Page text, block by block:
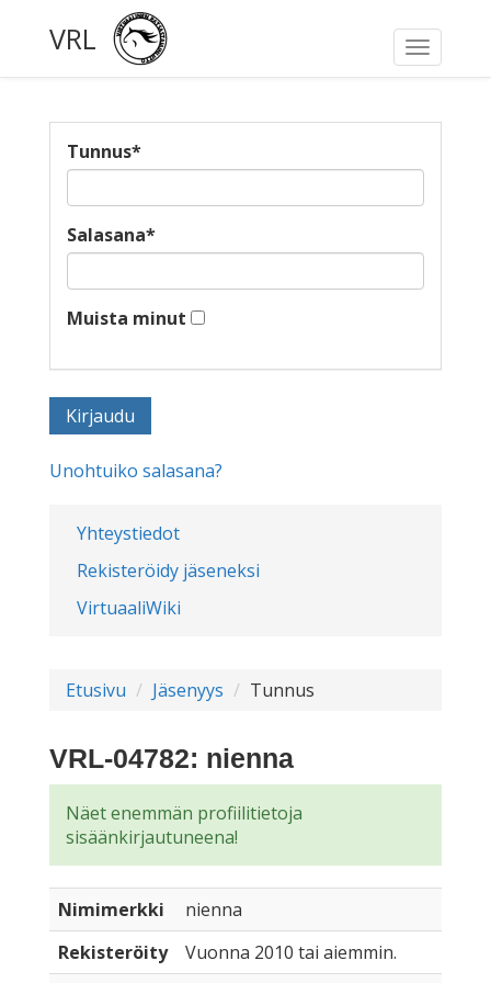
Toggle
VRL
Yhteystiedot
Rekisteröidy jäseneksi
VirtuaaliWiki
Tunnus*
Salasana*
Muista minut
Unohtuiko salasana?
Etusivu Jäsenyys Tunnus
VRL-04782: nienna
Näet enemmän profiilitietoja
sisäänkirjautuneena!
Nimimerkki
nienna
Rekisteröity
Vuonna 2010 tai aiemmin.